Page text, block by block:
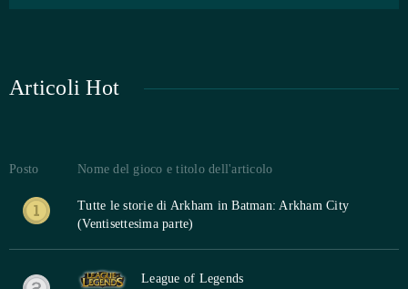
Articoli Hot
Posto Nome del gioco e titolo dell'articolo
Tutte le storie di Arkham in Batman: Arkham City
(Ventisettesima parte)
League of Legends